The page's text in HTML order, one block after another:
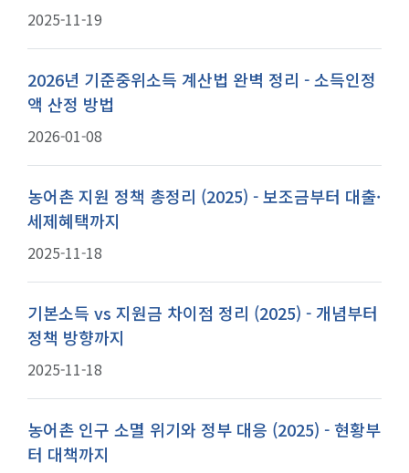
2025-11-19
2026년 기준중위소득 계산법 완벽 정리 - 소득인정
액 산정 방법
2026-01-08
농어촌 지원 정책 총정리 (2025) - 보조금부터 대출·
세제혜택까지
2025-11-18
기본소득 vs 지원금 차이점 정리 (2025) - 개념부터
정책 방향까지
2025-11-18
농어촌 인구 소멸 위기와 정부 대응 (2025) - 현황부
터 대책까지